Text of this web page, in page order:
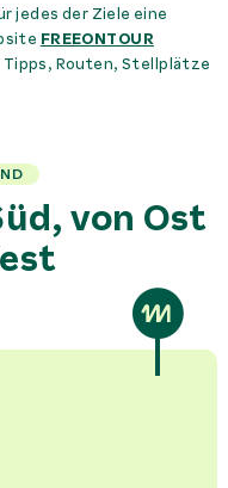
jedes der Ziele eine
FREEONTOUR
Routen, Stellplätze
von Ost